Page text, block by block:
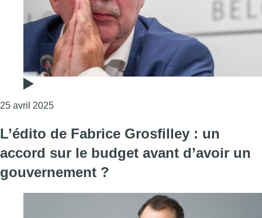
25 avril 2025Consulter l'article "“Je pense que c’est faisable”
L’édito de Fabrice Grosfilley : un
accord sur le budget avant d’avoir un
gouvernement ?